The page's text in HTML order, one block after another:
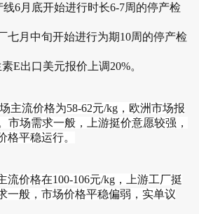
6月底开始进行时长6-7周的停产检
七月中旬开始进行为期10周的停产检
E出口美元报价上调20%。
主流价格为58-62元/kg，欧洲市场报
市场需求一般，上游挺价意愿较强，
格平稳运行。
流价格在100-106元/kg，上游工厂挺
一般，市场价格平稳偏弱，实单议